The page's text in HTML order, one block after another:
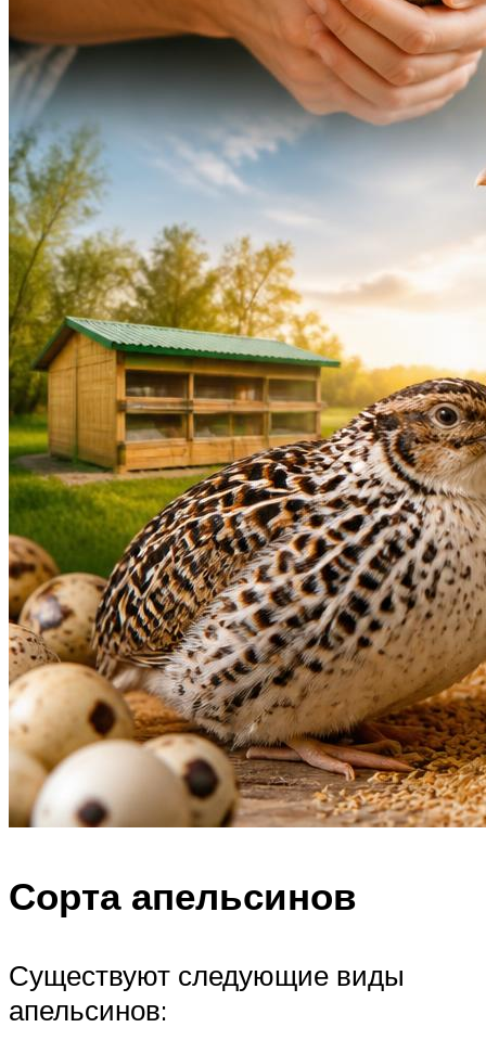
Сорта апельсинов
Существуют следующие виды
апельсинов: